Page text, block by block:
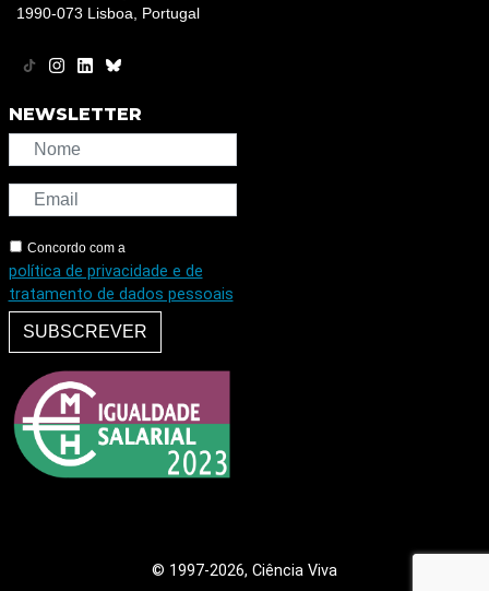
1990-073 Lisboa, Portugal
NEWSLETTER
Concordo com a
política de privacidade e de
tratamento de dados pessoais
SUBSCREVER
© 1997-2026, Ciência Viva